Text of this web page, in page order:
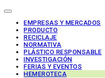
EMPRESAS Y MERCADOS
PRODUCTO
RECICLAJE
NORMATIVA
PLÁSTICO RESPONSABLE
INVESTIGACIÓN
FERIAS Y EVENTOS
HEMEROTECA